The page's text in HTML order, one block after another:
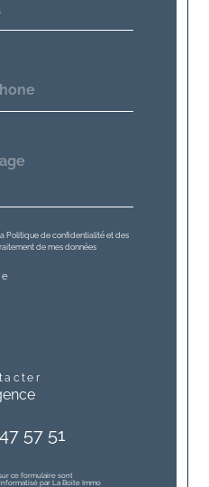
Politique de confidentialité et des
de mes données
57 51
ce formulaire sont
par La Boite Immo